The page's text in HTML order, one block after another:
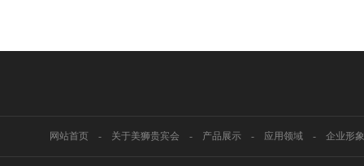
网站首页 - 关于美狮贵宾会 - 产品展示 - 应用领域 - 企业形象